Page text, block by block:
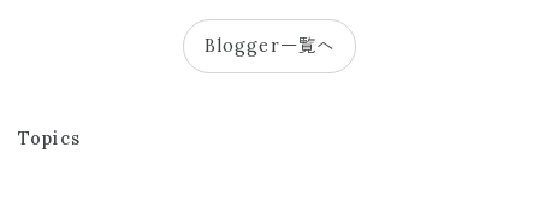
Blogger一覧へ
Topics